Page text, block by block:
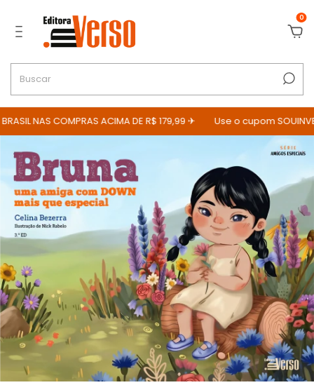
0
NAS COMPRAS ACIMA DE R$ 179,99 ✈ Use o cupom